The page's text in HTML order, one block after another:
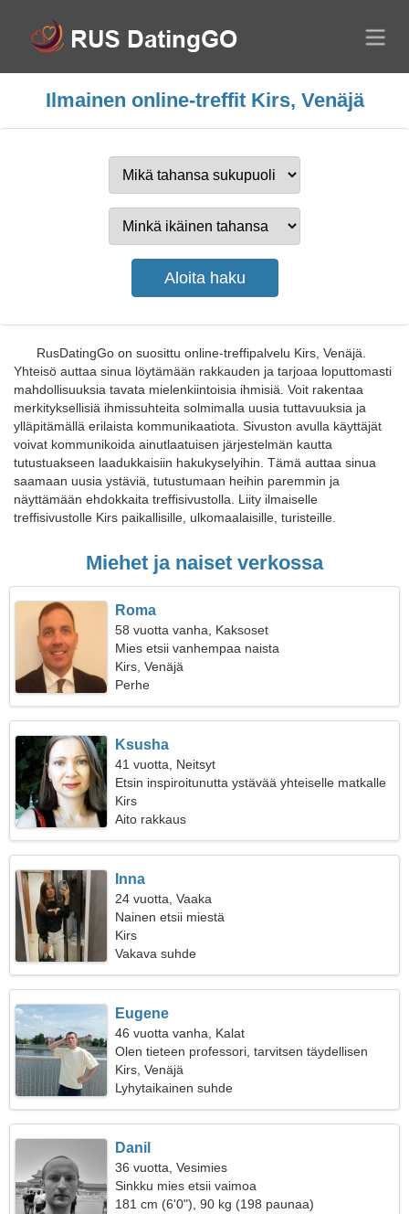
Ilmainen online-treffit Kirs, Venäjä
RusDatingGo on suosittu online-treffipalvelu Kirs, Venäjä.
Yhteisö auttaa sinua löytämään rakkauden ja tarjoaa loputtomasti
mahdollisuuksia tavata mielenkiintoisia ihmisiä. Voit rakentaa
merkityksellisiä ihmissuhteita solmimalla uusia tuttavuuksia ja
ylläpitämällä erilaista kommunikaatiota. Sivuston avulla käyttäjät
voivat kommunikoida ainutlaatuisen järjestelmän kautta
tutustuakseen laadukkaisiin hakukyselyihin. Tämä auttaa sinua
saamaan uusia ystäviä, tutustumaan heihin paremmin ja
näyttämään ehdokkaita treffisivustolla. Liity ilmaiselle
treffisivustolle Kirs paikallisille, ulkomaalaisille, turisteille.
Miehet ja naiset verkossa
Roma
58 vuotta vanha, Kaksoset
Mies etsii vanhempaa naista
Kirs, Venäjä
Perhe
Ksusha
41 vuotta, Neitsyt
Etsin inspiroitunutta ystävää yhteiselle matkalle
Kirs
Aito rakkaus
Inna
24 vuotta, Vaaka
Nainen etsii miestä
Kirs
Vakava suhde
Eugene
46 vuotta vanha, Kalat
Olen tieteen professori, tarvitsen täydellisen
naisen
Kirs, Venäjä
Lyhytaikainen suhde
Danil
36 vuotta, Vesimies
Sinkku mies etsii vaimoa
181 cm (6'0"), 90 kg (198 paunaa)